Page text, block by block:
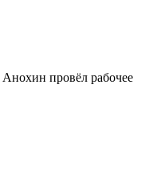
провёл рабочее